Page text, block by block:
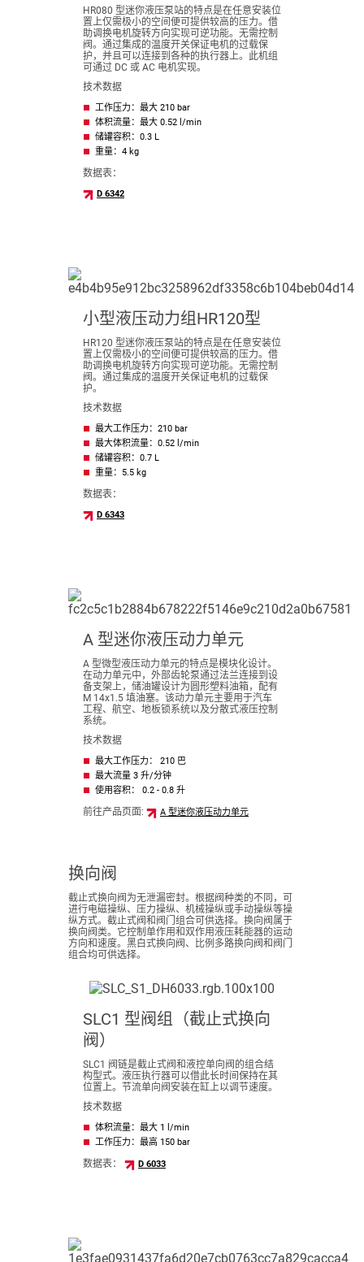
HR080 型迷你液压泵站的特点是在任意安装位
置上仅需极小的空间便可提供较高的压力。借
助调换电机旋转方向实现可逆功能。无需控制
阀。通过集成的温度开关保证电机的过载保
护，并且可以连接到各种的执行器上。此机组
可通过 DC 或 AC 电机实现。
技术数据
工作压力：最大 210 bar
体积流量：最大 0.52 l/min
储罐容积：0.3 L
重量：4 kg
数据表：
D 6342
小型液压动力组HR120型
HR120 型迷你液压泵站的特点是在任意安装位
置上仅需极小的空间便可提供较高的压力。借
助调换电机旋转方向实现可逆功能。无需控制
阀。通过集成的温度开关保证电机的过载保
护。
技术数据
最大工作压力：210 bar
最大体积流量：0.52 l/min
储罐容积：0.7 L
重量：5.5 kg
数据表：
D 6343
A 型迷你液压动力单元
A 型微型液压动力单元的特点是模块化设计。
在动力单元中，外部齿轮泵通过法兰连接到设
备支架上，储油罐设计为圆形塑料油箱，配有
M 14x1.5 填油塞。该动力单元主要用于汽车
工程、航空、地板锁系统以及分散式液压控制
系统。
技术数据
最大工作压力： 210 巴
最大流量 3 升/分钟
使用容积： 0.2 - 0.8 升
前往产品页面: A 型迷你液压动力单元
换向阀
截止式换向阀为无泄漏密封。根据阀种类的不同，可
进行电磁操纵、压力操纵、机械操纵或手动操纵等操
纵方式。截止式阀和阀门组合可供选择。换向阀属于
换向阀类。它控制单作用和双作用液压耗能器的运动
方向和速度。黑白式换向阀、比例多路换向阀和阀门
组合均可供选择。
SLC1 型阀组（截止式换向
阀）
SLC1 阀链是截止式阀和液控单向阀的组合结
构型式。液压执行器可以借此长时间保持在其
位置上。节流单向阀安装在缸上以调节速度。
技术数据
体积流量：最大 1 l/min
工作压力：最高 150 bar
数据表： D 6033